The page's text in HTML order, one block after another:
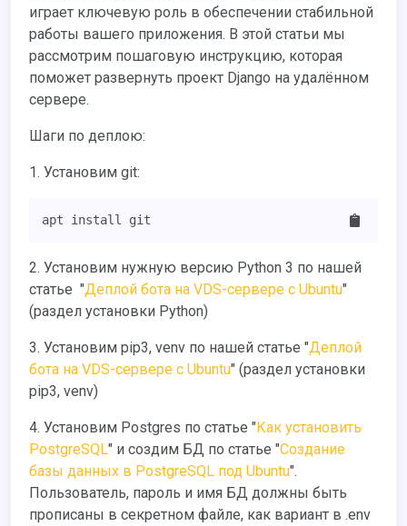
играет ключевую роль в обеспечении стабильной
работы вашего приложения. В этой статьи мы
рассмотрим пошаговую инструкцию, которая
поможет развернуть проект Django на удалённом
сервере.
Шаги по деплою:
1. Установим git:
apt install git
2. Установим нужную версию Python 3 по нашей
статье "Деплой бота на VDS-сервере с Ubuntu"
(раздел установки Python)
3. Установим pip3, venv по нашей статье "Деплой
бота на VDS-сервере с Ubuntu" (раздел установки
pip3, venv)
4. Установим Postgres по статье "Как установить
PostgreSQL" и создим БД по статье "Создание
базы данных в PostgreSQL под Ubuntu".
Пользователь, пароль и имя БД должны быть
прописаны в секретном файле, как вариант в .env